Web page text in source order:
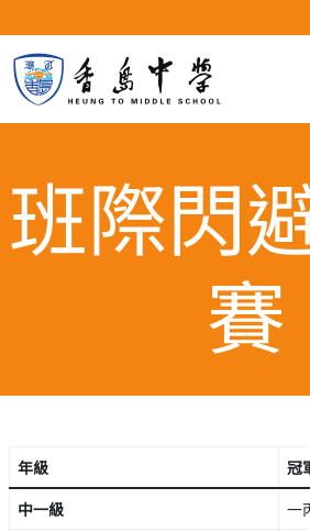
班際閃
賽
年級
冠
中一級
一